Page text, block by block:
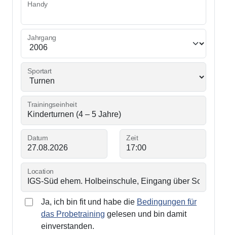
Handy
Jahrgang
Sportart
Trainingseinheit
Datum Zeit
Location
Ja, ich bin fit und habe die Bedingungen für
das Probetraining gelesen und bin damit
einverstanden.